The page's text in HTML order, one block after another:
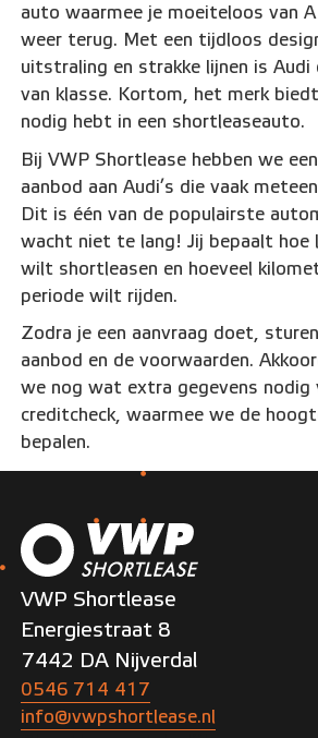
auto waarmee je moeiteloos van
weer terug. Met een tijdloos
uitstraling en strakke lijnen is Audi
van klasse. Kortom, het merk
nodig hebt in een shortleaseauto.
Bij VWP Shortlease hebben we
aanbod aan Audi’s die vaak
Dit is één van de populairste
wacht niet te lang! Jij bepaalt hoe
wilt shortleasen en hoeveel
periode wilt rijden.
Zodra je een aanvraag doet,
aanbod en de voorwaarden.
we nog wat extra gegevens nodig
creditcheck, waarmee we de
bepalen.
VWP Shortlease
Energiestraat 8
7442 DA Nijverdal
0546 714 417
info@vwpshortlease.nl